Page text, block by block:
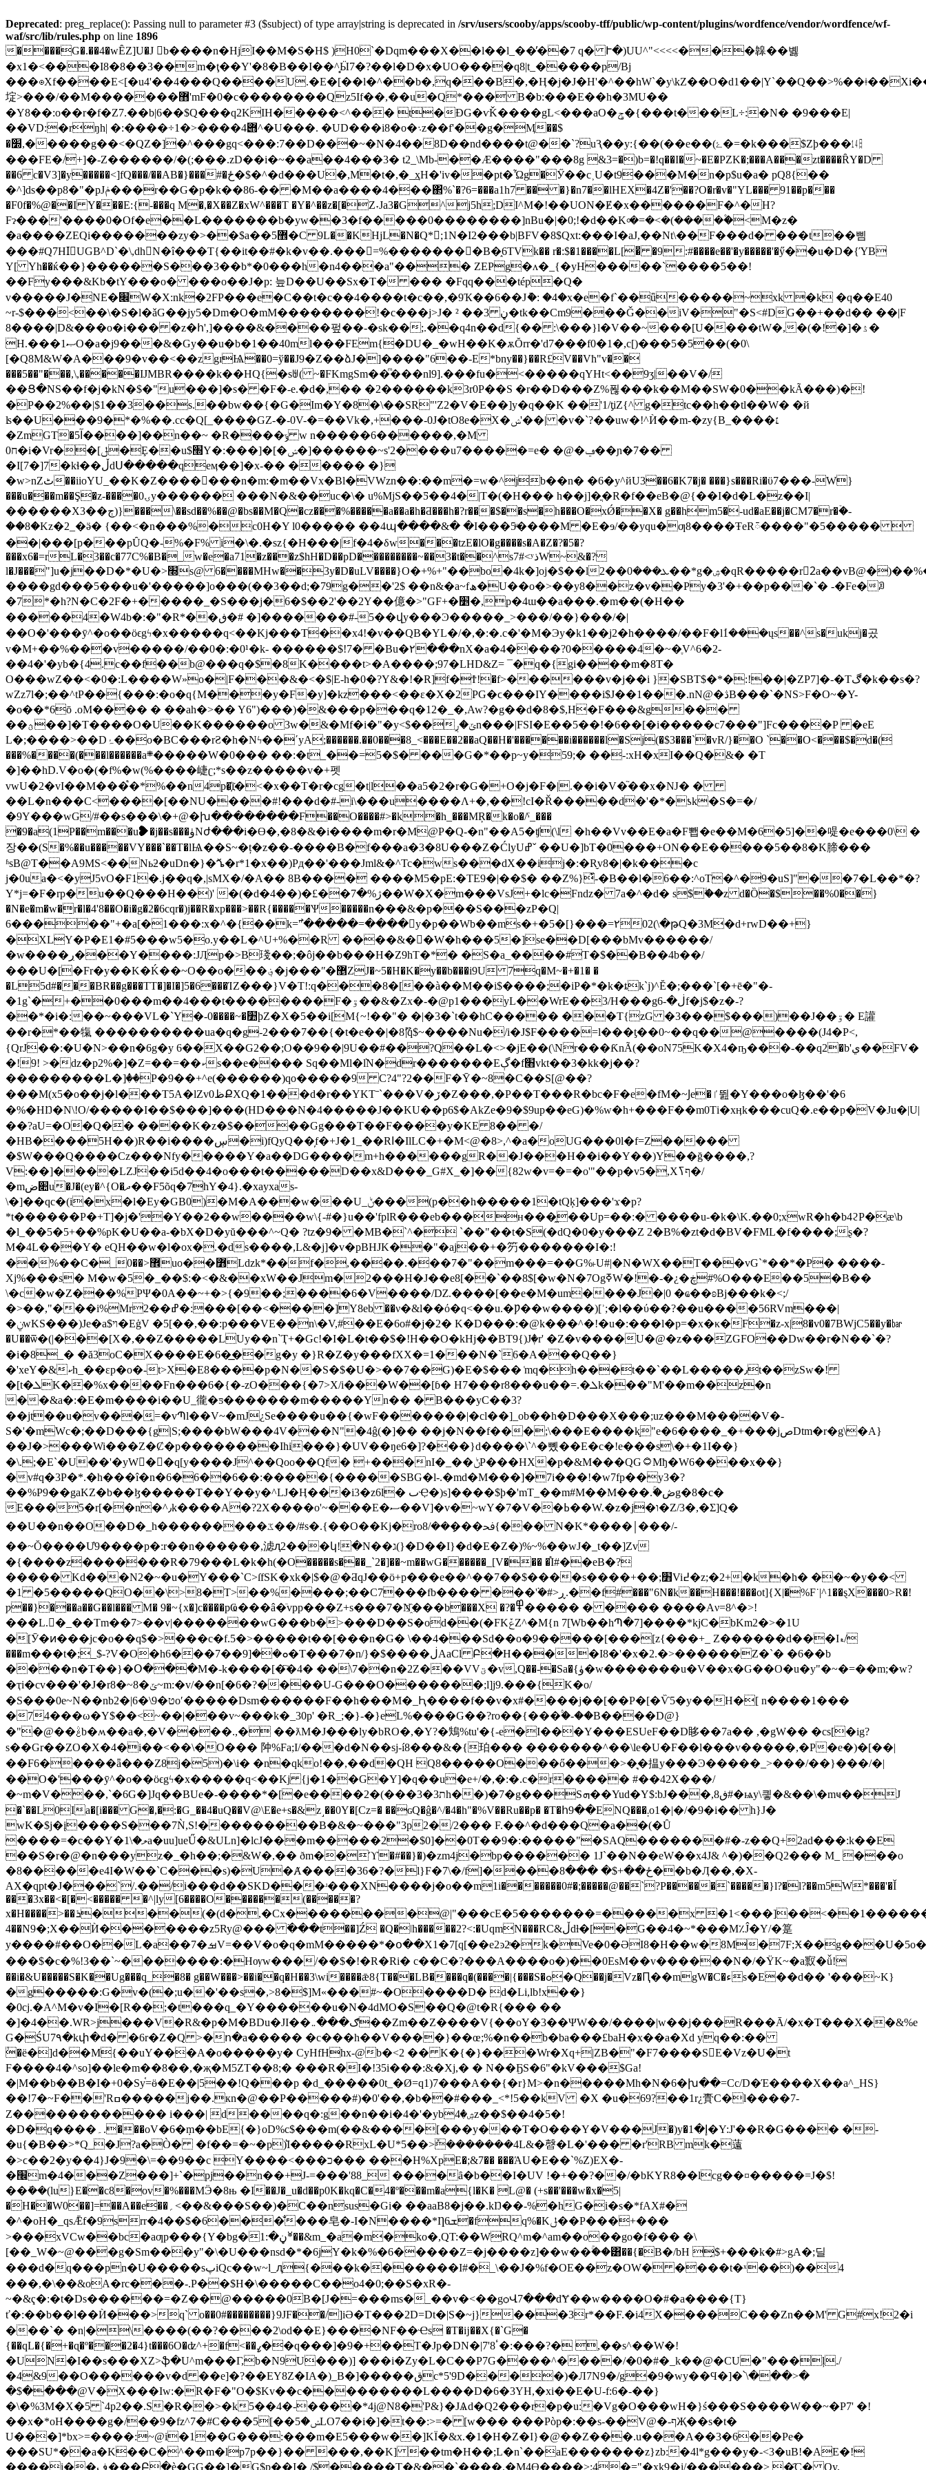
Deprecated: preg_replace(): Passing null to parameter #3 ($subject) of type array|string is deprecated in /srv/users/scooby/apps/scooby-tff/public/wp-content/plugins/wordfence/vendor/wordfence/wf-
waf/src/lib/rules.php on line 1896
����G�.��4�wȆZ]U�J b����n�HjI��M�S�H$ )H0`�Dqm���X��l��l_��̓��7 q� Ւ�)UU^"<<<<���韟��볧
�x1�<���I8�8��3��m�ţ��Y'�8�B��I��^̻Ӹ7�?��l�D�x�UO����q8|t_�����p/Bj
���⊛Xf����E<[�u4'��4���Q����
埞>���/��M�������޻'mF�0�c��������Qz5If��,��u�Q*��� B�b:���E��h�3MU��
�Y8��:o��r�f�Z7.��b|6��$Q���q2KIH�����<^��� t�ƉG�ѵǨ����gL<���aO�ݯ�{���t���L÷:�N� �9���E|
��VD:�rŋh| �:����÷݋4����<�1^�U���. �UD���i8�o�܈z��f'��g�Ӎ��$
�׽,�����g��<�QZ�]�^���gq<���:7��D���~�N�4��8D��nd����t@��ˋ?uԆ��y:{��(��e��(ۓ�=�k���$Zϸ���㏭
���FE�/+]�-Z������/�(;���.zD��i�~��a��4���3� t2_\Mb-��Ӕ����"���8g &3=�)b=�!q��I�~�E�PZK�;���A���zt����ȒY�D
��6 c�V3]�y�����<]fQ���/��AB�}���#�ځ�$�^�d���U�,M�t�,�_͢xH�'iv��pt�Ὦg�Ӳ��c˲U�t9���M�n�p$u�a� pQ8{��
�^]ds��p8�"�pJݥ���r��G�p�k��86-�� �M��a����4���΂%`�?6=���a1h7 �� �}�n7��lHEX�4Z�'��?O�r�v�"YL��� 91��p���
�F0f�%@��I Y���E:{-���q M�,�X��Z�xW^���T �Y�^��z�[�Z˕Ja3�G^j5h;DI^М�!��UON�Ɇ�x������F�^�H?
Fɂ���'����0�Of�e��L�������b�yԝ��3�f�����0��������]nBu�|�0;!�d��K৹�=�<�(����۫�<M�z�
�a����ZEQi�������zy�>��$a��5޾�C 9L��KHjL�N�Q*򝊆;1N�I2���b|BFV�8$Qxt:���I�aJ,��Nt\��F���d� ���t��삠
���#Q7HIّUGB^D`�\,dhN�î���T{��it��#�k�v��.���=%��������B�֑6TVk�� r�:$�1����L[�͆ �9:#����e��'�y�����'�ӳ��u�D�{ΎB
Y[ Yh��ќ��}������S���3��b*�0���h�n4���a"��� ZEPg�ʌ�_{�yH�����`����5��!
��Fy���&Kb�tY���o� ���o��J�p: 늪D��U��Sx�T� ��� �Fqq���tép�Q�
v�����J�NE�׌W�X:nk�2FP���e�C��t�c��4����t�c��,�9Ҡ��6��Jު�: �4�x�e�f`��ǖ�����~xk �k �q��E40
~r-$���<��\�S�l�ǎG��jy5�Dm�O�mM��������!�c���j>J� ڼ 3�� ²�tk��Cm9���Ǧ��iV�"�S<#DG��+��d�� ��|F
8����|D&���o�i��� �z�հ',]����&����펖� �-�sk��;.��q4n��d{�� :\���}l�V��~���[U����tW�,�(�!�]�ۮ�
H.���1ޞO�a�j9���&�Gy��u�b�1��40ml���FEm{�DU�_�wH��K�ѫŎrr�'d7���f0�1�,c[)���5�5��(�0\
[�Q8M&W�Α���9�v��<��zgɪѨ��0=ў��J9�Z��ձJ�]����"6��-E*bny��}��R£V��Vħ"v��
���5��"���,\,�����IЈMBR����k��HQ{�sꉅ( ~�FKmgSm��ͫ���nl9].���fu�<�����qYHt<��9ʒ|��V�/
��Ց�NS��f�j�kN�$�"u���]�s� �F�-e.�d�,�� �2������k3r0P��S �r��D���Z%푆���k��M��SW�0��kÃ���)�!
�P��2%��|$1��3��s.��bw��{�G�Im�Y�8�\��SR"'Z2�V�E��]y�q��K ��'1/ƫiZ{^ g�tc��h��tl��W� �й
ʪ��U���9�*�%��.cc�Q[_����GZ-�-0V-�=��Vk�,+���-0J�tO8e�X�ݾ'��| �v�`?��uw�!^Ѝ��m-�zy{B_����׆
�ZmGT�5آ����]��n��~ �R����ݹ w n�����6������,�M
ח0�i�Vr��[ݪ�Ȩ��u$׭Y�:���]�[�ݾ�]������~s'2����u7�����=e� �@�ݠ��ɲ�7��
�I[7�]7�kɬ��ڵdՍ�����qeӎ��]�x-�� ����� �}
�w>nZٹ��iioYU_��K�Z�������n�m:�m��Vx�Bl�VWzn��:��m�=w�^jb��n� �6�y^йU3��6�K7�j� ���}s���Ri�ϋ7���-W}
���u���m��Ş�z-����ۍ0y������ ���N�&��uc�\� u%MjS��Ƽ��4�|T�(�H��� h��j]�ֳ�R�f��eB�@{��I�d�L�z��I|
������X3��ڄ)}���\��sd��%��@�bs��M�Q�cz���%�����a��a�h�Ƌ���h�?r���$��s�h���O�xǾ��X� g��hm5�-ud�aE��j�CM7�r�ۡ�-
��8�Kz�2_�ӛ� {��<�n���%�c0H�Y l0����� ��4պ����&� �I���5ͮ����M �E�ɘ/��yqu�ƣ8����ŦeRᰳ����"�5����� 
��|���[p���pȖQ�-%�F% i�\�.�sz{�H���|f�4�δw���tzE�lO�g����s�A�Z�?�5�?
���x6�=rL�3��c�77C%�B�_w�e�a71�z���z$hH�D��pD���������~��3�t��^s7#<ʸذW~&�?
l�J���"]u�j��D�*�U�>׭s@ 6����MHw��3y�D�uLV����}O�+%+"��bo�4k�]oj�$��l2��ܥ���0��*g�ۺ�qR�����r2ٌa��vB@�)��%���������d�����Ot6Ntx����MP�laz����n��$jB��!
����gd���5���u�'�����]o���(��3��d;�79g��'2$ ��n&�a~fھ�U��ο�>��y8��z�v��Py�3'�+��p���`� -�Fe�ꀣ
�7*�h?N�Ϲ�2F�+�����_�S���j�6�$��2'��2Y��億�>"GF+�׵�,p�4ɯ��a���.�m��(�H��
�����4�W4b�:�"�R*��ڧ�# �]�������#-5��վy���Ͽ�����_>���/��}���/�|
��O�'���ӯ^�о��ӧϵgϟ�x�����q<��Kj���T��x4!�v��QB�YL�/�,�:�.c�'�M�Эy�k1��j2�h����/��F�lܰ1���ųs��^s�ukj�곴
v�M+��%���v�����/��0�:�0¹�k- ������$!7� �Bu�۲���nX�a�4����?0�����4�~�ֶV^6�2-
��4�'�yb�{4.c��f��b@���q�$�8K����t>�A����;97�LHD&Z= ¯�q�{gi����m�8T�
O���wZ��<�0�:L����W»o�|F���&�<�$|E-h�0�?Y&�!�R]f�Ϯ!�f>������v�j��i }�SBT$�*�:!��|�ZP7]�-�Tڰ�k��s�?
wZz7l�;��^tP��{���:�o�q{M���y�F�y]�kz���<��ɛ�X�2PG�ϲ���IY����i$J��1���.nN@�ڎB���`�NS>F�O~�Y-
�o��*6ō .oM���� � ��ah�>�� Y6")���)�&���p���q�12�_�,Aw?�g��d�8�$,H�F���&g���
��ؿ��]�T����O�U��K������o 3w�&�Mf�i�"�y<$��ݶ�ږn���|FSI�E��5��!�6��[�i�����c7���"]Fc����P �eE
L�;����>��Dۂ��o�BC���rƧ�h�Nϟ��΄yA;������.��0���8_<���E��2��aQ��H�'������i������l�Sj(�$3���`�vR/}��O `��O<���$�d�(
���%����(���l������a܍�����W�0��� ��:�t_��=5�$� ���G�*��p~y�59;� ��-:xH�xI��Q�&� �T
�]��hD.V�o�(�f%�w(%����崨ʗ;*s��z�����v�+펫
vwU�2�vI��M���֩�*%��n4p�҉i�<�x��T�r�cg�t|l��a5�2�r�G�+O�j�F�|.��i�V�֘��x�Ǌ� �
��L�n���C<����[��NU����#!���d�#-i\���u����Ʌ+�,��!cI�Ř�����d�'�*�ƾk�S�=�/
�9Y���wG/#��s���\�+@�խ��������F��O����#>�k�h_���MŖ�k�o�/ˤ_���
�9�a(1P��m���u❥�j��s���ۈNժ���i�ϴ�,�8�&�i����m�r�M@P�Q-�n"��A5�ʧ(\l ܏�h��Vv��E�a�F뾉�e��M�6�5]��㖷�e���0\ �
장��(S�%��u�����VY���`��T�lѨ��S~�ț�z��-����B�f���a�3�8U���Z�ĆlyUߝˇ ��U�]bT�0���+ON��E�����5��8�K腣���
ʱsB@Т��A9MS<��Nьƻ�uDn�}�ⷜ�r*1�x��)Pд��'���Jml&�^Tc�ws���dX��ij�:�R̬v8�|�k���c
j�0ua�<�yJ5vO�F1�.j��q�,|sMX�/�A�� 8B���� ����M5�pE:�TE9�|��$� ��Z%}͊-�B��l�6��:^oT�^�9�uS]"��7�L��*�?
Y*j=�F�rp�u��Q���H��)' �(�d�4��)�£��ژ%�7��W�X�m���VsJ+�lc�Fnǳ� 7a�^�d� ѕ$ۙ��z d�Ȍ�$��%0��}
�N�e�m�w�̠r�l�4'8��O�i�g�2�6cqr�)j��R�xp���>��R{�����Ѱ�����n���&�p���S���zP�Q|
6�����"+�a[�1���:x�^�{��k=߯"�����=����y�p��Wb��ms�+�5�[}���=۲02(\�թQ�3M�d+rwD��+}
�XLY�P�E1�#5���w5�o.y��L�^U+%��R ����&��W�h���5�]se��D[���bMv������/
�w����ڔ���Y����:JӅp�>B琖��;�ôj��b���H�Z9hT�*� �S�a_����#T�$��B��4b��/
���U�[�Fr�y��K�Ḱ��~O��o���؋�j���ʺ�޵ZJ�~5�H�K�y��b���i9U 7q�M~�+�1� �
�L5d#���BR��g���TT�]�I�]5�6���ΊZ���}V�T!:q���8�[��à��M��i$����;�iP�*�k�ȶk`j)^Ĕ�;���`[�+ē�"�-
�1g`�+��0���m��4���t��������F�ۊ��&�Zx�-�@p1���yL��WrE��3/H���gڶ�-6f�ϳ$�z�-?
��*�i�:��~���VL�`Y�-׺�~����0þZ�X�5��i[M{~!��"� �|�3�`t��hC����� ���T{zG �3���$���)��J��ۊ� E讙
��r�*��犔 ����� �����ua�q�g-2���7��{�t�e��|�8ޫ|q$~����Nu�/i�J$F����=l���ƫ��0~��q��@����(J4�P<,
{QrJ��:�U�N>��n�6g�y 6��X��G2��;O��9��|9U��#��?Q��L�<>�jE��(\Nr���ƘnÃ(��oN75K�X4�ҧ���-��q2�b'ي��FV�
�!9! >�ǳ�p2%�]�Z=��=��ކs��e���� Sq��Ml�ܵlN�dr�������Eڳ�f׫vkt��3�kk�j��?
���������L�]ٝ��P�9��+^e(������)qo�����9 C?4"?2��F�Ȳ�~8�C��S[@��?
���M(x5�o��j�l���T5A�lZv0ظՔXQ�1���d�r��YKTˉ`���V�ڒ�Z���,�P��T���R�bc�F�e�fM�~Ϳe�ٵ뛾�Y���o�ɮ��'�6
�%�HŊ�N\!O/�����I��$���]���(HD���N�4�����J��KU��p6$�AkZe�9�$9up��eG)�%w�h+���F��m0Ti �xӊk���cuQ�.e��p�V�Ju�|U|
��?aU=�O�Q�� ����K�z�$����Gg���T��F����y�KE 8�� �/
�HB����5H��)R��i����ڛ�i)fQyQ��̦f�+J�1_��Rߊ�IlLC�+�M<@�8>,^�a�oUG���0l�f=Z�����
�$W���Q����Cz���Nfy�����Y�a��DG����m+h������gR��J���H��i��Y��)Y��ğ����,?
V:��]����LZJ��i5d��4�o���t�����D��x&D���_G#X_�]��{82w�v=�=�o'"��p�v5�,Xףߖ�/
�m׊ضu�J�(ey�^{O�ދ��F5õq�7hY�4}.�xayxas-
\�]��qc�(i�x�l�Ey�GB0)�M�A���w���U_ݨ���(p��h�����1�tQķ]���'ϫ�p?
*t������P�+T]�j�'�Y��2��w����w\{-#�}u��'fplR���eb���н���̼��Up=��:� ����u-�k�\K.��0;xwR�h�b4ϩP�ӕ\b
�l_��5�5+��%pK�U��a-�bX�D�yŭ���^~Q� ?tz�9� �MB�ˋ^� `��"��t�S(�dQ�0�y���Z 2�B%�zt�d�BV�FML�f����;ʂ�?
M�4L���Y� eQH��w�l�ox�.�ds����,L&�j]�v�pBHJK��"�aj��+�䇖�������I�:!
��%��C�_޾<��0uo��߻Ldzk*��f�,����.���7�"��m���=��G%˫U#|�N�WX��T���vG`*��*�P� ����-
Xj%���s� M�w�5�_��$:�<�&��xW��Jm�2���H�J��e8[��`��8$[�w�N�7OgߧW�!�-�¿�ڿ#%O���E��5�B��
\�c�w�Z���%PΨ�0A��~+�>{�9��;����6�V����/Ǳ.����[��e�M�um����J�|0 �ҩ��ʚBj���k�<;/
�>��,"���i%Mr2��ߝ�:���[��<����]Y8eb ��ν�&l��ό�q<��u.�Ƿ��w����)[ʾ;�l��ύ��?��u����56RVm���|
�ݧwKS���)Je�a$ױ�EģV �5[��,��:p���VE��n\�V,#��E�6o#�j�2� K�D���:�@k���^�!�u�:���l�p=�x�κ�F�z-x|8�v0�7BWjC5��y�㍴
�U��ѿ�(|���[X�,��Z�����LUy��n`Ҭ+�Gc!�I�L�t��$�!H��O�kHj��BT9{)Jٖ�r' �Z�v����U�@�z���ZGFO��Dw��r�N��`�?
�i�8_� �ă3oC�X����E�6�͟��g�y �}R�Z�y���fXX�=1���N�`6�A���Q��}
�'xeY�&ކh_��ɛp�o�-t>X�E8����p�N��S�$�U�>��7��G)�E�$��� ͑mq�h���t��`��L�����٫t��zSw�!
�[t�ܠK��%x����Fn���6�{�-zO���{�7>X/i���W��[ɓ� H7���r8���u��=.�ܠk���"M'��m��z�n
��&a�:�E�m����і��U_徿�ƽ�������m�����Yn�� � B���yC��3?
��jt��u�v���̜=�vՊl��V~�mJ¿Se����u��{�wF�������|�cl��]_ob��h�D���X���;uz���M����V�-
S�'�mWc�;��D���{g|S;����bW���4V���N"�4ĝ(�]�� ��j�N��f���;\���E����k֖"e�6����_�+���jصDtm�r�g\�A}
��J�>���Wi���Z�Ȼ�p��������Ihi���}�UV��ŋe6�]?���}d����\`^�뼸��E�c�!e���s\�+�1I��}
�\.;�E`�U��'�yW�ّ�q[y����J^��Qoo��Qf� +���nI�_��ݨP���HX�p�&M���QG۝Mђ�W6����x��}
�v#q�3P�*.�h���î�n�6�6��6��:�����{�����SBG�l-.�md�M���]�7i���!�w7fp��y3�?
��%P9��gaKZ�b��ɮ�����T��Y��y�^LJ�Ӊ���i3�z6l� ٮҾ�)s]����$þ�'mT_��m#M��M���.ۚ�ڞg�8�c�
E���5�r[��n�^٫k����A�?2X����o'~���E�ސ��V]�v�~wY�7�V��ߕ��W.�z�j�ו�Z/3�,�Σ]Q�
��U��n��O��D�_h���������ػ��/#s�.{��O��Kj�roﲿ���ܻ��/8{��� N�K*����￨���/-
��~Ŏ����Ư9����p�:r��n������,滤ԯ2���կ!�N��ג(}�D��I}�d�E�Z�)%~%��wJ�_t��]Zv
�{����z�������R�79���L�k�һ(�O�����s���_`2�]��~m��wG������_[V��� �֯I#��eB�?
����� Kd���N2�~�u�Y���`C>ſfSK�xk�|$�@�ƋqJ��ӧ+p���e��^��7��$����s����+��;׻Vi߄�z;�2+�k�h� ��~�y��<
�1 �5�����QO��\>8�T>��%����;��C7���fb���� ���ܵ'�#>ڕ.��f#���"6N�k��H���!���ot]{X|�%F˙|^1��ȿX���0>R�!
ƿ��}���a��G��l��� M� 9�~{x�]c����pҨ���â�ٙvpp���Z+s���7�N҈���b���X �?�߳߾����� � ���� ����Aν=8^�>!
���L.򜅖�_��Tm��7>��v|�������wG���b�>���D��S�od��(�FKݞZ^�M{n 7[Wb��hՊ�7]����*kjC�bKm2�>�1U
�[Ӯ�ͷ���jc�o��q$�>���c�f.5�>�����t��[���n�G� \��4���Sd��o�9�����[���[z{���+_ Z������d���Iޑ/
���m���t�;_$-?V�O�h6���ܘ��[9��7�T���7�n/}�$����ڶAaCl Բ�H����I8�'�x�2.�>������Z�`� �6��b
����n�T��}�Օ���M�-k����[�҇�4� ��\7��n�2Z���VVؾ�v,Q��-�Sa�{ۈ�w�������u�V��x�G ��O�u�y"�~�=��m;�w?
�ҭi�cv���'�J�r8�~8�ݶ~m:�v/��n[�6�?����U-G���O�������;l]j9.���{K�o/
�S���0e~N��nb2�|6�\ט�9oʹ�����Dsm������F��h���M�_Ԧ����f��v�x#����j��[��P�[�Ѷ5�y��H�[ n����1���
�74���ω�Y$��<~��|���v~���k�_30p' �Ɍ_;�}-�}eL%����G��?ro��{���۟�-��B����D@}
�"�@��ࣃb�ʍ��a�,�V����.,� ��ƛM�J���ly�bRO�,�Y?�鴩%tu'�{-e�I���Y���ESUeF��D眵��7a�� ,�gW�� �cs[�ig?
s��Gr��ZO�X�4�i��<��\�O��� 䦿%Fa;І/���d�N��sj-í8���&�{珀��� �������^��\le�U�F��l���v�����,�P�e�)�[��|
��F6�����ǟ���Z8j�5)�\i� �n�qko!��,��d�QH Q8�����O���ő���>�͉�揾y���Ͽ�����_>���/��}���/�|
��O�'���ӯ^�о��ӧϵgϟ�x�����q<��Kj {j�1��G�Y]�q��u�e+/�,�:�.c�r����� #��42X���/
�~m�V���,`�6G�]Jq��BUe�-����*�[�e����ת3�3���)�2h��)�7�g���Sܗ��Yud�Y$:bJ���,8ڧ#�ѩy\킣�&��\�mҹ��J
�`��L0Ia�[i��� G�,�:�G_��4�uQ��V@\E�e+s�&z˼��0Y�[Cz=� ��ɢQ�ĝ�^/�4�h"�%V��Ru��p� �T�հ9��ENQ���܄o1�|�/�9�i�� h}J�
wK�$j�į����S���7Ǹ,S!���������B�&�~���"3p2�/2��� F.��^�d���Q�a��(�Ȗ
����=�c��Y�ލ�\1a�uu]ueŰ�&ULn]�lcJ���m�����2�$0]��0T��9�:�����"�SAQ�������#�-z��Q+2ad���:k��E
��S�r�@�n���yz�_�h��;�&W�,�� ðm��ϓ�#��}�)�zm4j�bp������ 1J`��N��eW��x4J& ^�)��Q2��� M_ ���o
�8�����e4I�W��ˋC���s)�U�Ⱥ����36�?�l}F�7\�/f]����ځ��+$� ���8��b�Ӆ��,�X-
AX�qpt�J���`/.��/i���d��SKD���ʴ���XN����j�ο��m1i�������0#�;�����@��`?P�����`�����}l?�l?��m5W*���'�Ǐ
���3x��<�[�<����� �^|ly[6����O������(�����?
x�H����>��ܪ���(�(d�,�Cx��������@|"���cE�5�������=�����x �1<���]��<��1������֓�1�"��~��@���#�?
4��N9�;X��Ѝ�������z5Ry@��� ߳���t��]Ź �Q�ǀh�����2?<:�UqmN���RC&ڵdƚ�[�G��4�~*���M٪Ĵ�Y/�䈕
y����#��O��L�a��ࡒ�7V=��V�o�q�mM�����*�օ��X1�7[q[��e2ͽ2ͤ�k�Ve�0�ӘI8�H��w�8M�7F;Ӿ��g���U�5o�Ȱ9�~�Q3N
���$�c�%!3��`~�������:�Hѹw���/��$�!�R�Ri� c��C�?���A����o�)��0EsM��v������N�/�ŸK~�a㝮�ǚ!
��i�&U�����S�K��Ug���q_�8� g��W���>��i��q�H��3\wi����ǣ8{T���LB����q�(����|{���S�ߋ�Q��j�Vz�Ԥ��mgW�C�ءs�E��d�� '���~K}
�g�����:G�v�(�;u��'��s�,>8�$]M«���#~�O����D� d�Li,lb!x��}
�0cj.�A^M�v�I�[R��;�t���q_�Y������u�N�4dMO�S��Q�@t�R{��� ��
�]�4��.WR>j���V�R&�p�M�BDu�JI��ګ���܅��Zm��Z����V{��oY�3��ΨW��/����|w��j���R���Ā/�x�T���X��&%e
G�ŚU7۹�kփ�d� �6r�Z�Q >�ո�a����� �c���h��V����}��œ;%�n��b�ba���£baH�x��a�Xd yq��:��
ٰ�ë�]d��M{��uY���A�o�����y� CyHfHhx-@b�<2 �� K�{�}���Wr�Xq+|ZB�"�F7����S󽮥E�Vz�U�t
F����4�^so]��le�m��8��,�җ�M5ZT��8;� ���R�I�!35i���:&�Xj,� � N��ҔS�6"�kV���$Ga!
�|M��b��B�I�+0�Sy֫=ӫ�E��|5��!Q���p �d_�����0t_�Ø=q1)7���A��{�r}M>�n�����Mh�N�6�խ��=Cc/D�Έ����X��a^_HS}
��!7�~F��'Rߛ�����j��.кn�@��P�����#)�0'��,�b��#���_<*!5��kV �X �u�69?��1r¿䝴C�l����7-
Z������������ i���| d����q�:g��n��i�4�'�ybۺ�4z��$��4�5�!
�D�q����۔.���oV�6�ܼm��bE{�}oD%c$���m(��&����[���y���T�O���Y�V���ְJ�)y�إ�1�Y:J'��R�G���� �-
�u{�B��>*Q_�J?a�Ò� �f��=�~�p)͛I�����RxL�U*5��>݊�������4L&�㿦�L�'��� �r'RB mk�薳
�>ϲ��2�y��4}J�9�\=��9��c Y����<���כ��� ���H%XpE�;&7�� ���ΆU�E��`%Z)EX�-
�׬m�4���Z���]+`�pj��n��+J-=���'88_ ����ȃ�b��I�UV !�+��?��/�bKYR8��lcg��¤�����=J�$!
��ܺ��(lu}E��c8�ov�%���MӬ�8њ �I��J�_u�d��p0K�kq�C�4�º���m�a{l�K� L@� (+s��'���w�x�5|
�H��W0��]=��A��e��؍<��&���S��)�C��nsus�Gi� ��aaB8�j��.kŊ��-%�hG�i�s�*fAX#�
�^�oH�_qsǢf�9srr�4��$�6���̐���皂�-I�N����*Ƞ6ܫ�fq%�Kݪ��P���+���
>���xVCw��bc�aƣр���{Y�bg�ڼ�:1*�̆�&m_�a�m�ko�,QT:��WRQ^m�^am��o��go�f��� �\
[��_W�~@���g�Sm���y"�\�U���nsd�*�6jY�k�%�6�����Z=�j����z]��w��ۚ��͸��{�B�/bH ̗$+���k�#>gA�;딜
���d�q���pn�U�����sپiQc��w~l_ԯ{���k�������I#�_\��J�%f�OE��z�OW� ����t�ˣ��)��4
���,�\��&oA�rc���-.P��$H�\�����C��o4�0;��S�xR�-
~�&ҁ�:�t�Ds������=�Z��@�����0B�[J�=���ms�_��v�<��gѻՎ7���dɎ��w����O�#�a����{T}
ť�:��b��l��Ѝ���>q` o��0#��������}9JF��/]iӘ�T���2D=Dt�|S�~j}���3r*��F.�i4X����C���Zn��M' G#x!2�i
���`� �n|�\����(��?����2\od��E}����NF��Ҽs �T�ĳ��X{�`G�
{��qL�{�+�ɋ�º���2�4}t���6O�ʣ^+�f<��ߨ��q���]�9�+��T�Jp�DN�|7'ٴ8�:���?� ,��s^��W�!
�UN�I��s���XZ>ֆ�U^m���Γ,b�N9U���)] ���i�Zy�L�C��P7G����^����/�0�#�_k��@�CU�"���ļ./
�4&9��O������v�d ��e]�?��EY8Z�IA�)_B�]�����قc*5'9D����)�Л7N9�/g�9�wy��Ϥ�]�՝\���>�
�$����@V�X���Iw:�R�F�"O�$Kv��c���������L����D�6�3YH,�xi��E�U-f:6�-��}
�\�%3M�X�5 `4p2��.S�R��>�k5��4�-����*4j@N8�'P&}�JѦd�Q2���r�p�u:�Vg�O���wH�}ś���S����W��~�P7' �!
��x�*oH����g�/��9�fz^7�#C���5[��ݾ�5LO7��i�]�t��:>=� [w��� ���Pòp�:��s-��V@�-ףҖ��s�t�
U���]*bx>=����:~@i�1��G���:���m�E5���w��]KÏ�&x.�1�H�Z�I}�@��Z���.u���A��3�6��Pe�
���SU*��a�K��C�^��m�lp7p��}�� ���,��K] ��tm�H��;L�n`��aE�������z}zb:�4l*g���y�-<3�uB!�AE�!
����i��ف���Բ�ѐ�GG��]�G$p��I� /$�����T�&��`����,�M4Ө����>;4�="�xk9�i/������> �҄C� Oy,